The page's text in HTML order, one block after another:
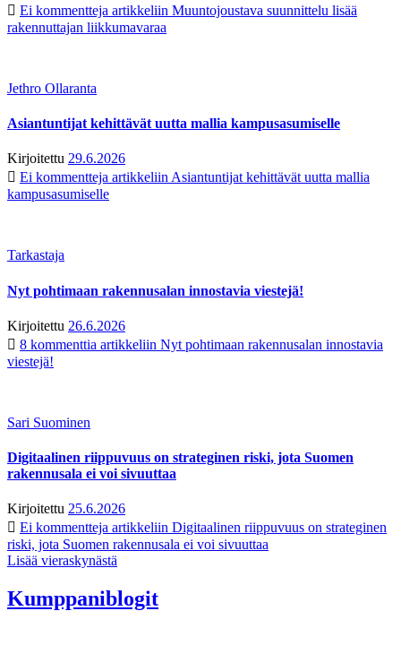
Ei kommentteja artikkeliin Muuntojoustava suunnittelu lisää
rakennuttajan liikkumavaraa
Jethro Ollaranta
Asiantuntijat kehittävät uutta mallia kampusasumiselle
Kirjoitettu 29.6.2026
Ei kommentteja artikkeliin Asiantuntijat kehittävät uutta mallia
kampusasumiselle
Tarkastaja
Nyt pohtimaan rakennusalan innostavia viestejä!
Kirjoitettu 26.6.2026
8 kommenttia artikkeliin Nyt pohtimaan rakennusalan innostavia
viestejä!
Sari Suominen
Digitaalinen riippuvuus on strateginen riski, jota Suomen
rakennusala ei voi sivuuttaa
Kirjoitettu 25.6.2026
Ei kommentteja artikkeliin Digitaalinen riippuvuus on strateginen
riski, jota Suomen rakennusala ei voi sivuuttaa
Lisää vieraskynästä
Kumppaniblogit